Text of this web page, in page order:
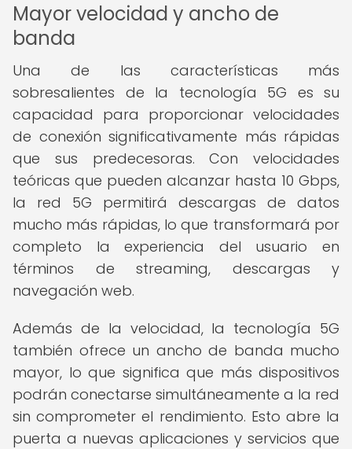
Mayor velocidad y ancho de
banda
Una de las características más
sobresalientes de la tecnología 5G es su
capacidad para proporcionar velocidades
de conexión significativamente más rápidas
que sus predecesoras. Con velocidades
teóricas que pueden alcanzar hasta 10 Gbps,
la red 5G permitirá descargas de datos
mucho más rápidas, lo que transformará por
completo la experiencia del usuario en
términos de streaming, descargas y
navegación web.
Además de la velocidad, la tecnología 5G
también ofrece un ancho de banda mucho
mayor, lo que significa que más dispositivos
podrán conectarse simultáneamente a la red
sin comprometer el rendimiento. Esto abre la
puerta a nuevas aplicaciones y servicios que